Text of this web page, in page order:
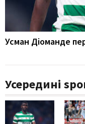
Усман Діоманде
Усередині